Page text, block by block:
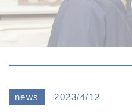
news 2023/4/12